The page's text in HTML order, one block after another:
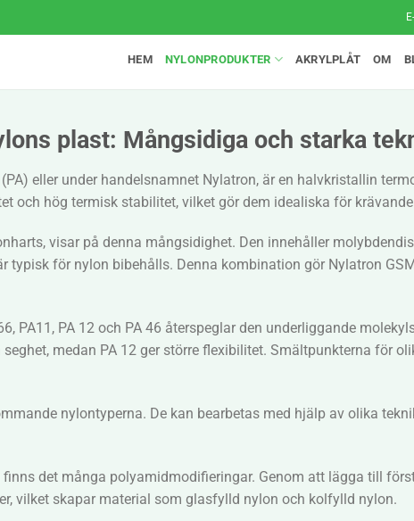
HEM NYLONPRODUKTER AKRYLPLÅT OM
plast: Mångsidiga och starka
eller under handelsnamnet Nylatron, är en halvkristallin
och hög termisk stabilitet, vilket gör dem idealiska för
visar på denna mångsidighet. Den innehåller
typisk för nylon bibehålls. Denna kombination gör Nylatron
PA11, PA 12 och PA 46 återspeglar den underliggande
medan PA 12 ger större flexibilitet. Smältpunkterna för
nylontyperna. De kan bearbetas med hjälp av olika
det många polyamidmodifieringar. Genom att lägga till
vilket skapar material som glasfylld nylon och kolfylld nylon.